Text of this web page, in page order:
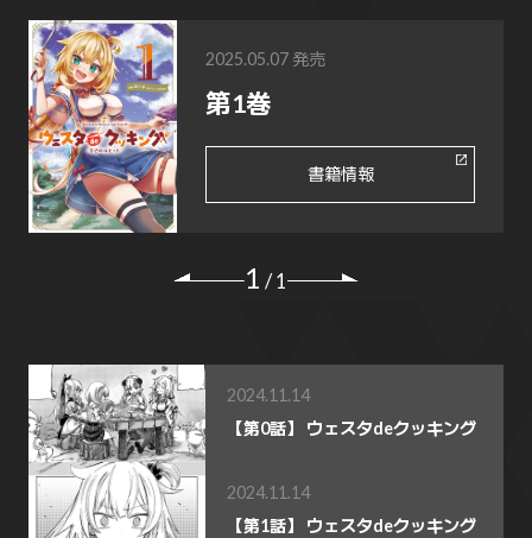
2025.05.07 発売
第1巻
書籍情報
1 /1
2024.11.14
【第0話】 ウェスタdeクッキング
2024.11.14
【第1話】 ウェスタdeクッキング